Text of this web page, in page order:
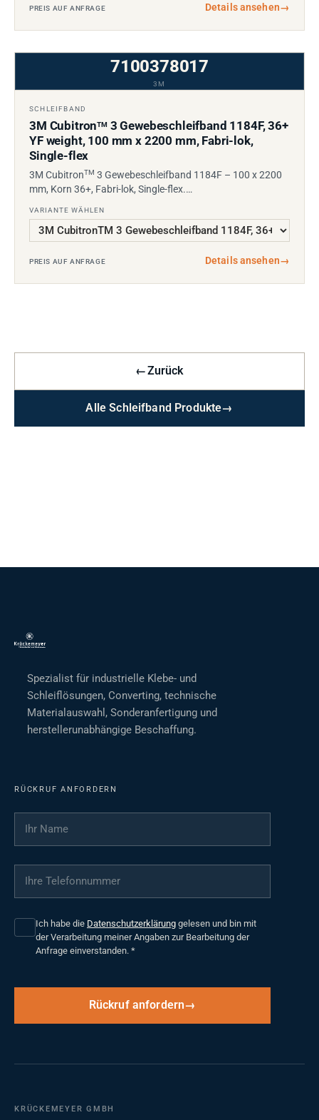
PREIS AUF ANFRAGE Details ansehen→
7100378017
3M
SCHLEIFBAND
3M CubitronTM3 Gewebeschleifband 1184F, 36+
YF weight, 100 mm x 2200 mm, Fabri-lok,
Single-flex
3M CubitronTM 3 Gewebeschleifband 1184F – 100 x 2200
mm, Korn 36+, Fabri-lok, Single-flex.…
VARIANTE WÄHLEN
PREIS AUF ANFRAGE Details ansehen→
←Zurück
Alle Schleifband Produkte→
Spezialist für industrielle Klebe- und
Schleiflösungen, Converting, technische
Materialauswahl, Sonderanfertigung und
herstellerunabhängige Beschaffung.
RÜCKRUF ANFORDERN
Ihr Name
Ihre Telefonnummer
Ich habe die Datenschutzerklärung gelesen und bin mit
der Verarbeitung meiner Angaben zur Bearbeitung der
Anfrage einverstanden. *
Rückruf anfordern
KRÜCKEMEYER GMBH